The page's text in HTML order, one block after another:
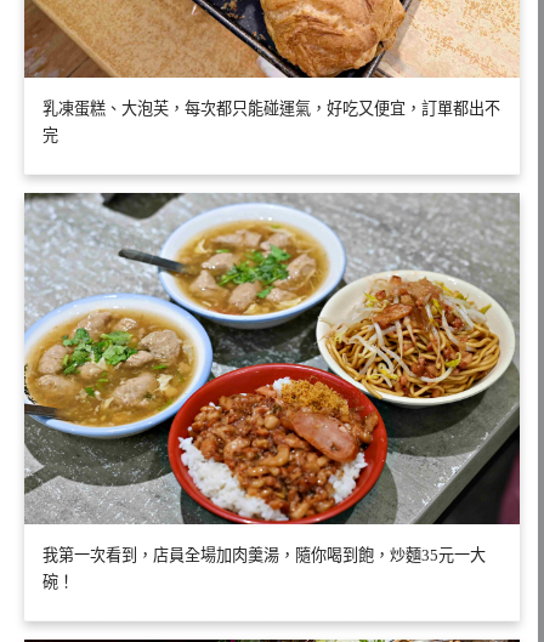
乳凍蛋糕、大泡芙，每次都只能碰運氣，好吃又便宜，訂單都出不
完
我第一次看到，店員全場加肉羹湯，隨你喝到飽，炒麵35元一大
碗！